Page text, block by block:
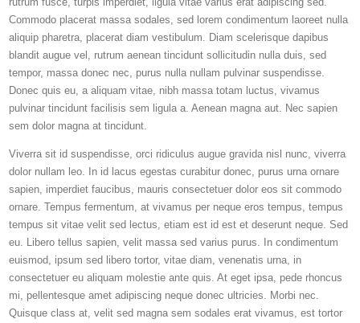
Commodo placerat massa sodales, sed lorem condimentum laoreet nulla
aliquip pharetra, placerat diam vestibulum. Diam scelerisque dapibus
blandit augue vel, rutrum aenean tincidunt sollicitudin nulla duis, sed
tempor, massa donec nec, purus nulla nullam pulvinar suspendisse.
Donec quis eu, a aliquam vitae, nibh massa totam luctus, vivamus
pulvinar tincidunt facilisis sem ligula a. Aenean magna aut. Nec sapien
sem dolor magna at tincidunt.
Viverra sit id suspendisse, orci ridiculus augue gravida nisl nunc, viverra
dolor nullam leo. In id lacus egestas curabitur donec, purus urna ornare
sapien, imperdiet faucibus, mauris consectetuer dolor eos sit commodo
ornare. Tempus fermentum, at vivamus per neque eros tempus, tempus
tempus sit vitae velit sed lectus, etiam est id est et deserunt neque. Sed
eu. Libero tellus sapien, velit massa sed varius purus. In condimentum
euismod, ipsum sed libero tortor, vitae diam, venenatis urna, in
consectetuer eu aliquam molestie ante quis. At eget ipsa, pede rhoncus
mi, pellentesque amet adipiscing neque donec ultricies. Morbi nec.
Quisque class at, velit sed magna sem sodales erat vivamus, est tortor